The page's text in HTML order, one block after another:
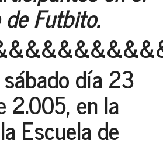
de Futbito.
día 23
2.005, en la
Escuela de